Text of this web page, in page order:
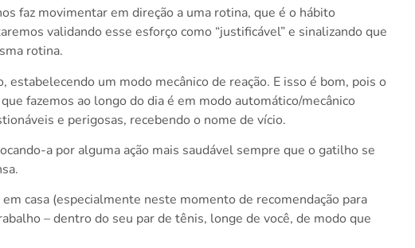
faz movimentar em direção a uma rotina, que é o hábito
validando esse esforço como “justificável” e sinalizando que
rotina.
um modo mecânico de reação. E isso é bom, pois o
fazemos ao longo do dia é em modo automático/mecânico
e perigosas, recebendo o nome de vício.
a por alguma ação mais saudável sempre que o gatilho se
casa (especialmente neste momento de recomendação para
– dentro do seu par de tênis, longe de você, de modo que